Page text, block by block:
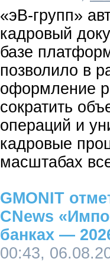
«эВ-групп»
кадровый
базе
позволило в
оформление
сократить
операций и
кадровые
масштабах
GMONIT
CNews
банках —
00:43,